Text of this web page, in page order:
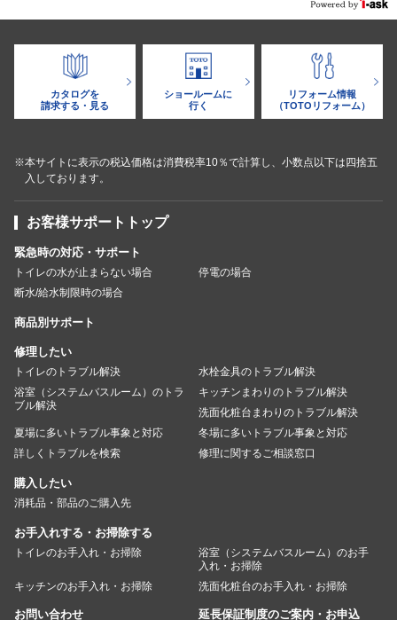
カタログを
請求する・見る
ショールームに
行く
リフォーム情報
（TOTOリフォーム）
※本サイトに表示の税込価格は消費税率10％で計算し、小数点以下は四捨五
入しております。
お客様サポートトップ
緊急時の対応・サポート
トイレの水が止まらない場合
停電の場合
断水/給水制限時の場合
商品別サポート
修理したい
トイレのトラブル解決
水栓金具のトラブル解決
浴室（システムバスルーム）のトラ
ブル解決
キッチンまわりのトラブル解決
洗面化粧台まわりのトラブル解決
夏場に多いトラブル事象と対応
冬場に多いトラブル事象と対応
詳しくトラブルを検索
修理に関するご相談窓口
購入したい
消耗品・部品のご購入先
お手入れする・お掃除する
トイレのお手入れ・お掃除
浴室（システムバスルーム）のお手
入れ・お掃除
キッチンのお手入れ・お掃除
洗面化粧台のお手入れ・お掃除
お問い合わせ 延長保証制度のご案内・お申込